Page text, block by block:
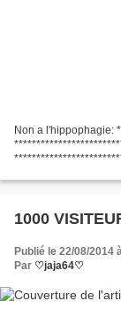
Non a
1000
Publié le 22/08/2014
Par ♡jaja64♡